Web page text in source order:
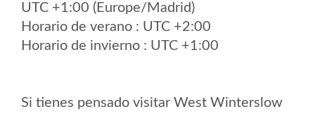
UTC +1:00 (Europe/Madrid)
Horario de verano : UTC +2:00
Horario de invierno : UTC +1:00
Si tienes pensado visitar West Winterslow